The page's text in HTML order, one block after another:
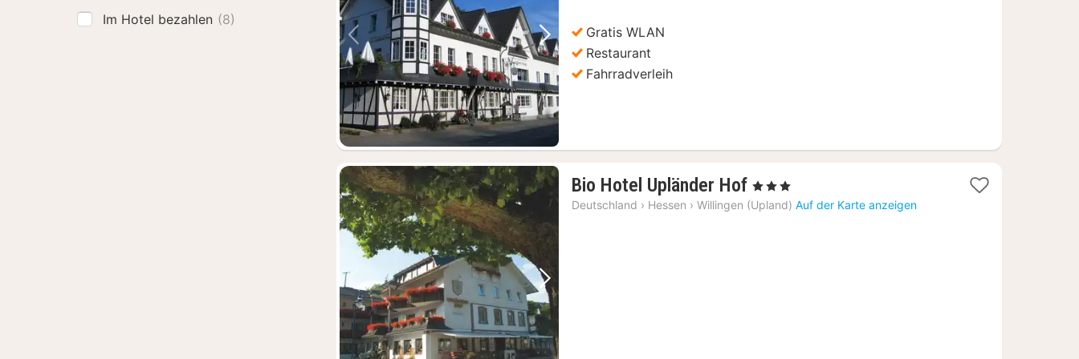
Vorheriges Bild Nächstes Bild
Gratis WLAN
Restaurant
Fahrradverleih
Vorheriges Bild Nächstes Bild
Bio Hotel Upländer Hof 2
Nächte
, 3 Sterne
Deutschland › Hessen › Willingen (Upland) Auf der Karte anzeigen
Im Hotel bezahlen (8)